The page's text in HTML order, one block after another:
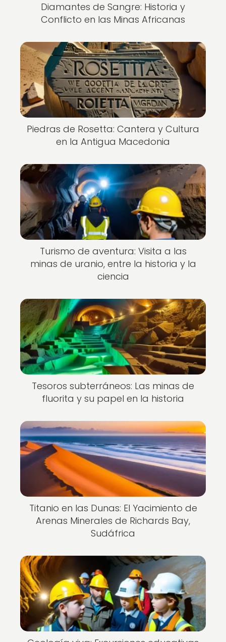
Diamantes de Sangre: Historia y
Conflicto en las Minas Africanas
Piedras de Rosetta: Cantera y Cultura
en la Antigua Macedonia
Turismo de aventura: Visita a las
minas de uranio, entre la historia y la
ciencia
Tesoros subterráneos: Las minas de
fluorita y su papel en la historia
Titanio en las Dunas: El Yacimiento de
Arenas Minerales de Richards Bay,
Sudáfrica